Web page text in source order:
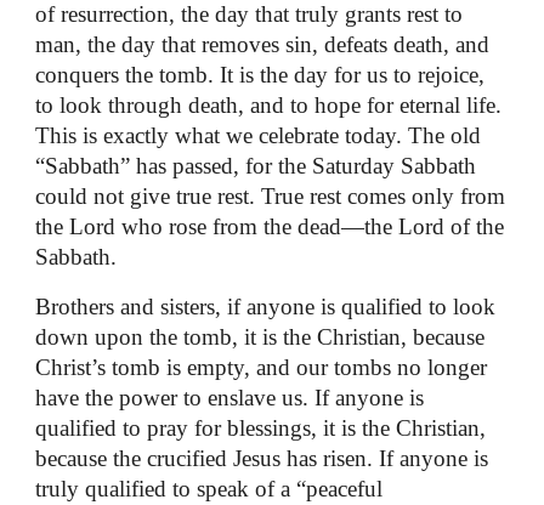
of resurrection, the day that truly grants rest to
man, the day that removes sin, defeats death, and
conquers the tomb. It is the day for us to rejoice,
to look through death, and to hope for eternal life.
This is exactly what we celebrate today. The old
“Sabbath” has passed, for the Saturday Sabbath
could not give true rest. True rest comes only from
the Lord who rose from the dead—the Lord of the
Sabbath.
Brothers and sisters, if anyone is qualified to look
down upon the tomb, it is the Christian, because
Christ’s tomb is empty, and our tombs no longer
have the power to enslave us. If anyone is
qualified to pray for blessings, it is the Christian,
because the crucified Jesus has risen. If anyone is
truly qualified to speak of a “peaceful